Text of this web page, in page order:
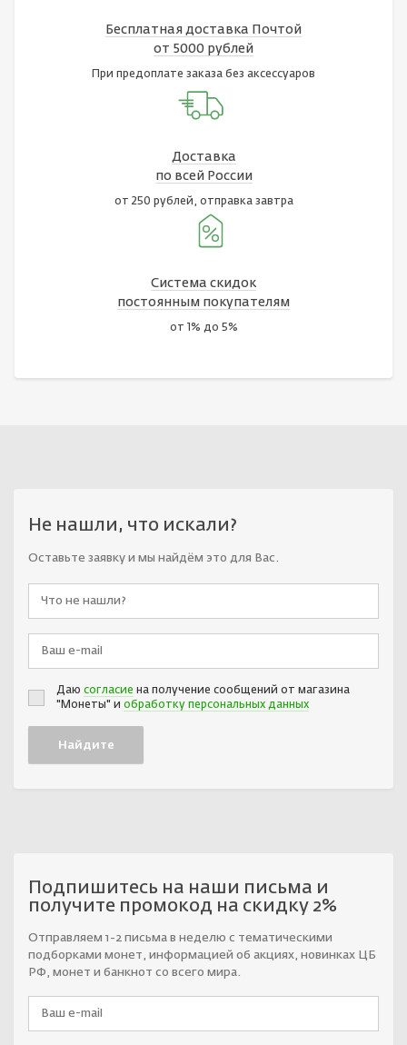
Бесплатная доставка Почтой
от 5000 рублей
При предоплате заказа без аксессуаров
Доставка
по всей России
от 250 рублей, отправка завтра
Система скидок
постоянным покупателям
от 1% до 5%
Не нашли, что искали?
Оставьте заявку и мы найдём это для Вас.
Даю согласие на получение сообщений от магазина
"Монеты" и обработку персональных данных
Подпишитесь на наши письма и
получите промокод на скидку 2%
Отправляем 1-2 письма в неделю с тематическими
подборками монет, информацией об акциях, новинках ЦБ
РФ, монет и банкнот со всего мира.